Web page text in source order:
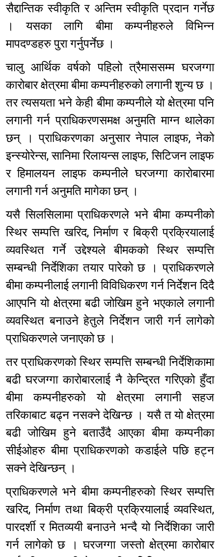
सैद्दान्तिक स्वीकृति र अन्तिम स्वीकृति प्रदान गर्नेछ
। यसका लागि बीमा कम्पनीहरुले विभिन्न
मापदण्डहरु पुरा गर्नुपर्नेछ ।
चालु आर्थिक वर्षको पहिलो त्रैमाससम्म घरजग्गा
कारोबार क्षेत्रमा बीमा कम्पनीहरुको लगानी शुन्य छ ।
तर त्यसयता भने केही बीमा कम्पनीले यो क्षेत्रमा पनि
लगानी गर्न प्राधिकरणसमक्ष अनुमति माग्न थालेका
छन् । प्राधिकरणका अनुसार नेपाल लाइफ, नेको
इन्स्योरेन्स, सानिमा रिलायन्स लाइफ, सिटिजन लाइफ
र हिमालयन लाइफ कम्पनीले घरजग्गा कारोबारमा
लगानी गर्न अनुमति मागेका छन् ।
यसै सिलसिलामा प्राधिकरणले भने बीमा कम्पनीको
स्थिर सम्पत्ति खरिद, निर्माण र बिक्री प्रक्रियालाई
व्यवस्थित गर्ने उद्देश्यले बीमकको स्थिर सम्पत्ति
सम्बन्धी निर्देशिका तयार पारेको छ । प्राधिकरणले
बीमा कम्पनीलाई लगानी विविधिकरण गर्न निर्देशन दिदै
आएपनि यो क्षेत्रमा बढी जोखिम हुने भएकाले लगानी
व्यवस्थित बनाउने हेतुले निर्देशन जारी गर्न लागेको
प्राधिकरणले जनाएको छ ।
तर प्राधिकरणको स्थिर सम्पत्ति सम्बन्धी निर्देशिकामा
बढी घरजग्गा कारोबारलाई नै केन्द्रित गरिएको हुँदा
बीमा कम्पनीहरुको यो क्षेत्रमा लगानी सहज
तरिकाबाट बढ्न नसक्ने देखिन्छ । यसै त यो क्षेत्रमा
बढी जोखिम हुने बताउँदै आएका बीमा कम्पनीका
सीईओहरु बीमा प्राधिकरणको कडाईले पछि हट्न
सक्ने देखिन्छन् ।
प्राधिकरणले भने बीमा कम्पनीहरुको स्थिर सम्पत्ति
खरिद, निर्माण तथा बिक्री प्रक्रियालाई व्यवस्थित,
पारदर्शी र मितव्ययी बनाउने भन्दै यो निर्देशिका जारी
गर्न लागेको छ । घरजग्गा जस्तो क्षेत्रमा कारोबार